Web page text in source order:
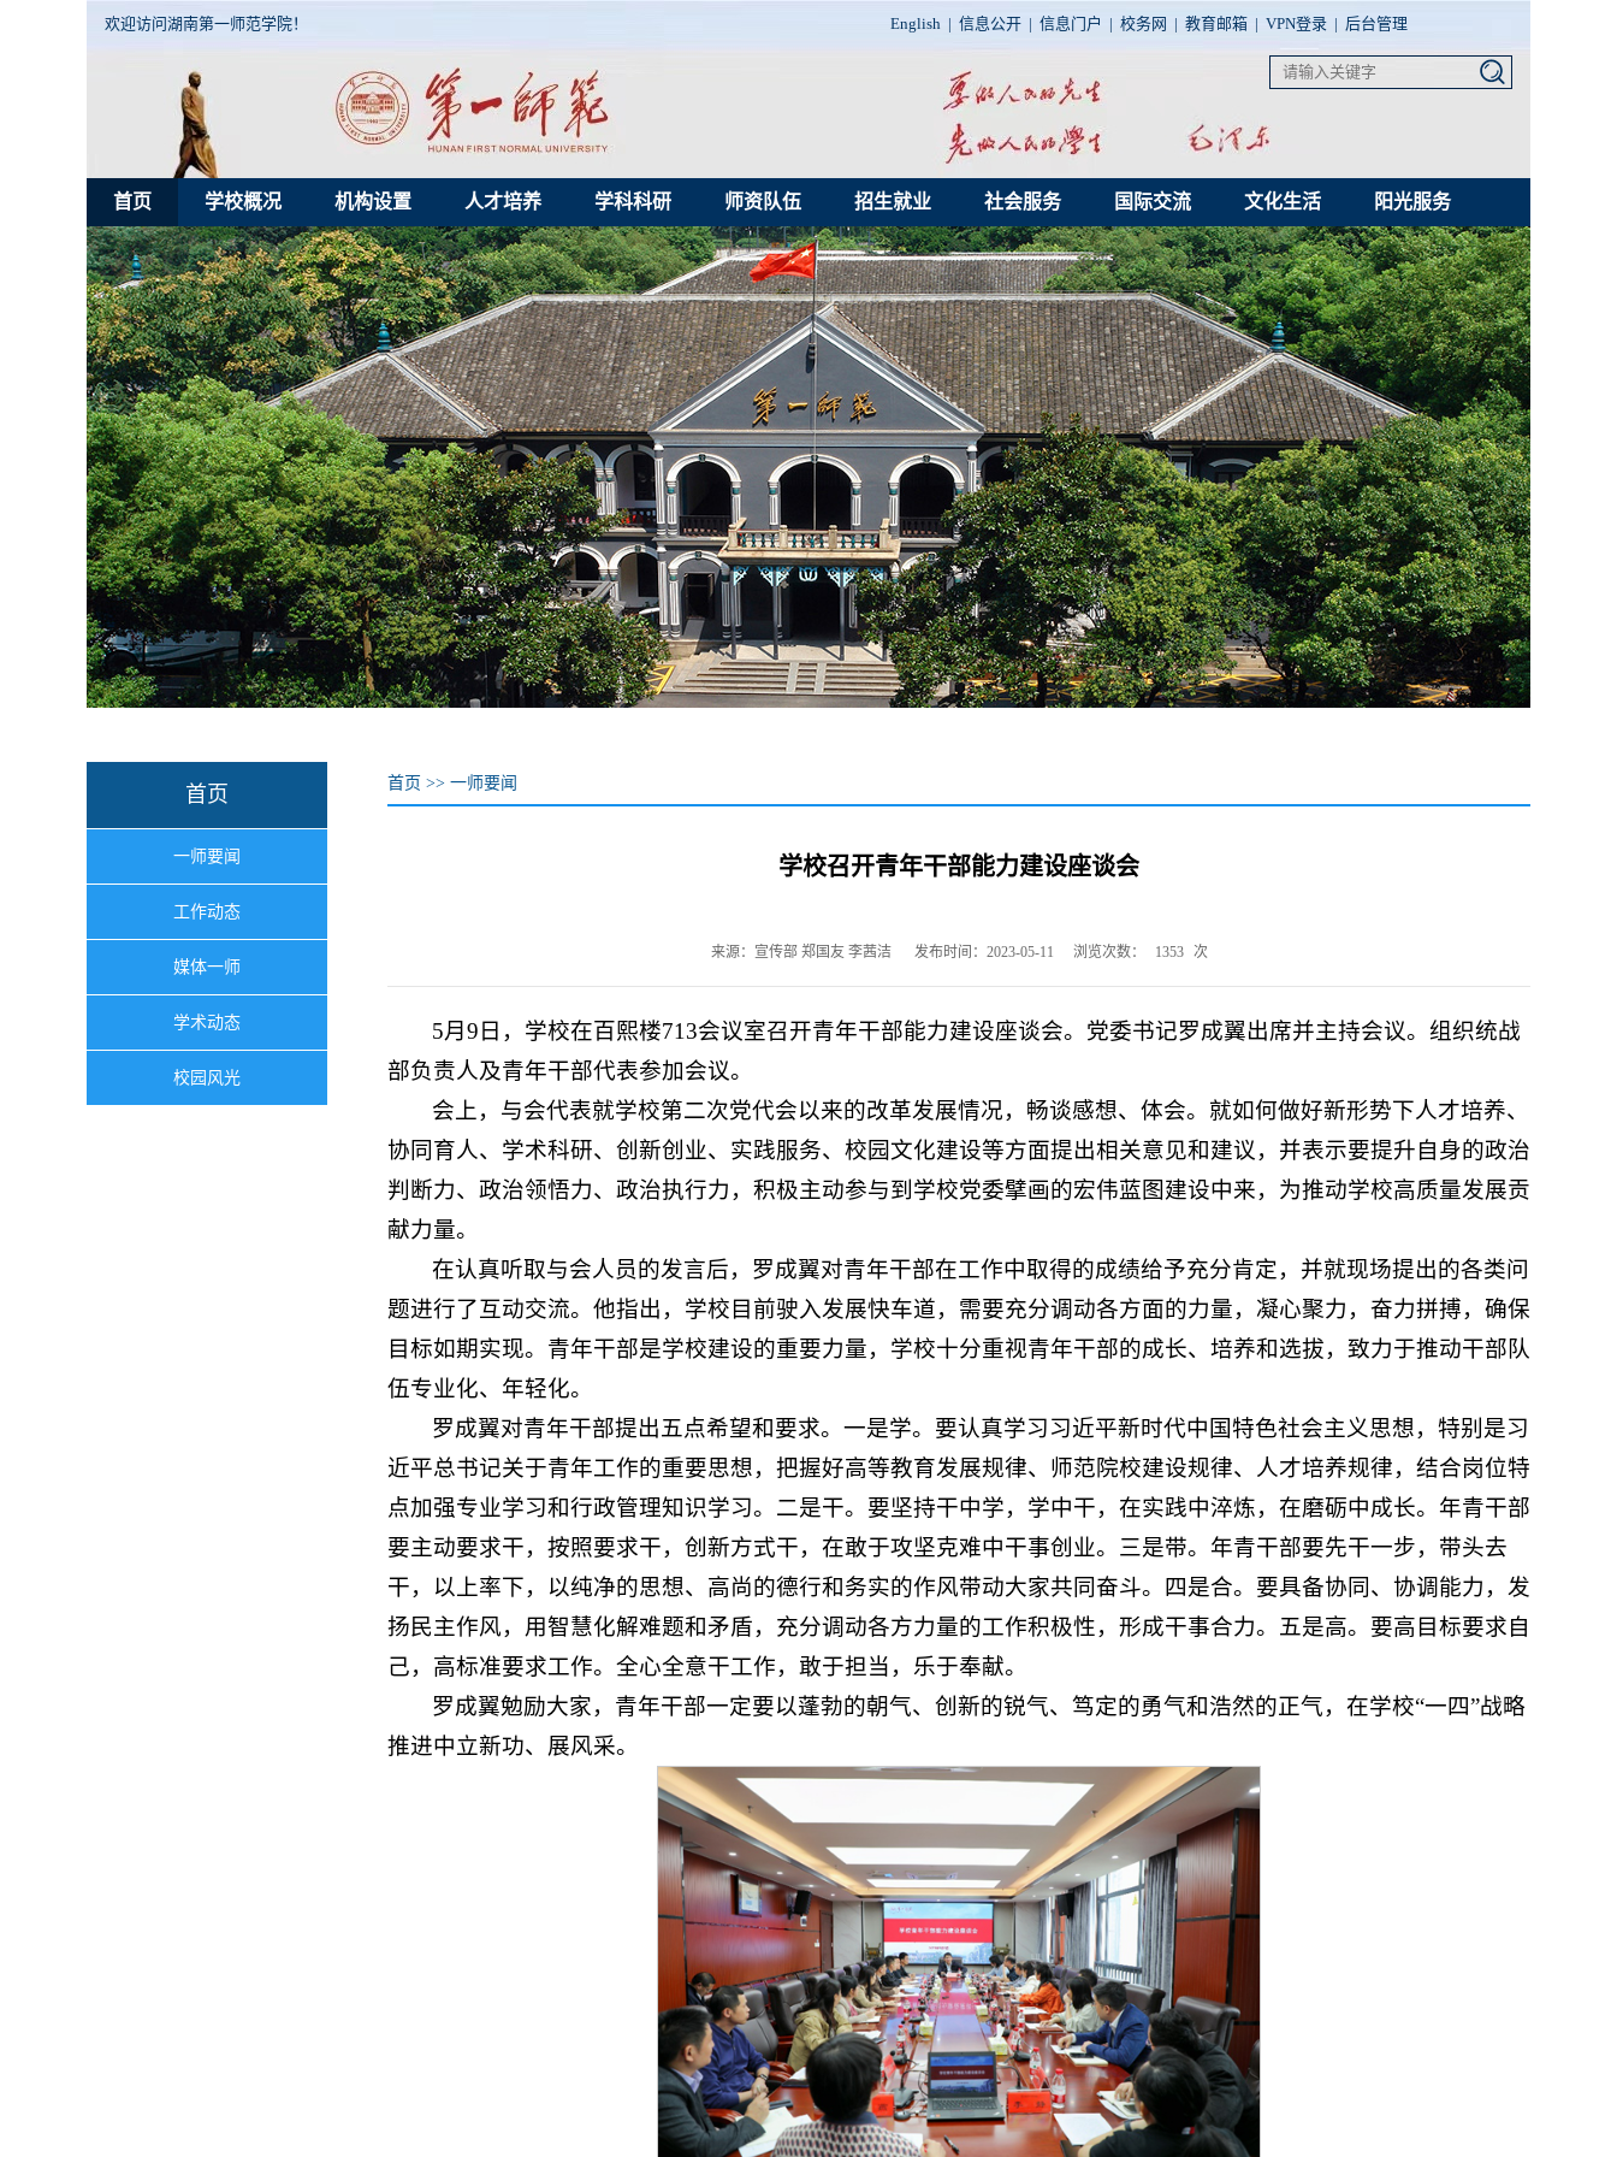
欢迎访问湖南第一师范学院！ English | 信息公开 | 信息门户 | 校务网 | 教育邮箱 | VPN登录 | 后台管理
首页 学校概况 机构设置 人才培养 学科科研 师资队伍 招生就业 社会服务 国际交流 文化生活 阳光服务
首页
一师要闻
工作动态
媒体一师
学术动态
校园风光
首页 >> 一师要闻
学校召开青年干部能力建设座谈会
来源：宣传部 郑国友 李茜洁 发布时间：2023-05-11 浏览次数： 1353 次
5月9日，学校在百熙楼713会议室召开青年干部能力建设座谈会。党委书记罗成翼出席并主持会议。组织统战
部负责人及青年干部代表参加会议。
会上，与会代表就学校第二次党代会以来的改革发展情况，畅谈感想、体会。就如何做好新形势下人才培养、
协同育人、学术科研、创新创业、实践服务、校园文化建设等方面提出相关意见和建议，并表示要提升自身的政治
判断力、政治领悟力、政治执行力，积极主动参与到学校党委擘画的宏伟蓝图建设中来，为推动学校高质量发展贡
献力量。
在认真听取与会人员的发言后，罗成翼对青年干部在工作中取得的成绩给予充分肯定，并就现场提出的各类问
题进行了互动交流。他指出，学校目前驶入发展快车道，需要充分调动各方面的力量，凝心聚力，奋力拼搏，确保
目标如期实现。青年干部是学校建设的重要力量，学校十分重视青年干部的成长、培养和选拔，致力于推动干部队
伍专业化、年轻化。
罗成翼对青年干部提出五点希望和要求。一是学。要认真学习习近平新时代中国特色社会主义思想，特别是习
近平总书记关于青年工作的重要思想，把握好高等教育发展规律、师范院校建设规律、人才培养规律，结合岗位特
点加强专业学习和行政管理知识学习。二是干。要坚持干中学，学中干，在实践中淬炼，在磨砺中成长。年青干部
要主动要求干，按照要求干，创新方式干，在敢于攻坚克难中干事创业。三是带。年青干部要先干一步，带头去
干，以上率下，以纯净的思想、高尚的德行和务实的作风带动大家共同奋斗。四是合。要具备协同、协调能力，发
扬民主作风，用智慧化解难题和矛盾，充分调动各方力量的工作积极性，形成干事合力。五是高。要高目标要求自
己，高标准要求工作。全心全意干工作，敢于担当，乐于奉献。
罗成翼勉励大家，青年干部一定要以蓬勃的朝气、创新的锐气、笃定的勇气和浩然的正气，在学校“一四”战略
推进中立新功、展风采。